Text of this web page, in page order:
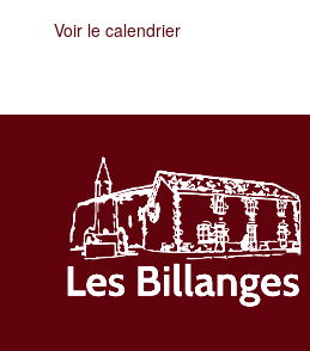
Voir le calendrier